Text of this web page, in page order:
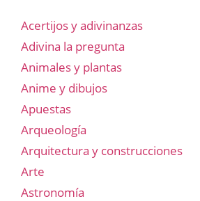
Acertijos y adivinanzas
Adivina la pregunta
Animales y plantas
Anime y dibujos
Apuestas
Arqueología
Arquitectura y construcciones
Arte
Astronomía